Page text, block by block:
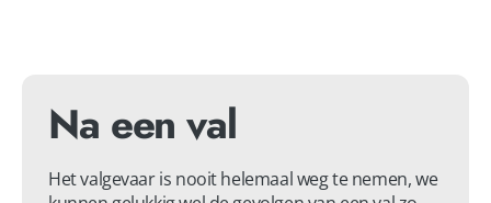
Na een val
Het valgevaar is nooit helemaal weg te nemen, we